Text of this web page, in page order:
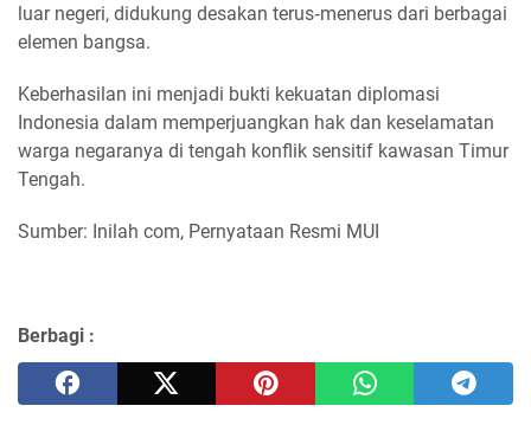
luar negeri, didukung desakan terus‑menerus dari berbagai
elemen bangsa.
Keberhasilan ini menjadi bukti kekuatan diplomasi
Indonesia dalam memperjuangkan hak dan keselamatan
warga negaranya di tengah konflik sensitif kawasan Timur
Tengah.
Sumber: Inilah com, Pernyataan Resmi MUI
Berbagi :